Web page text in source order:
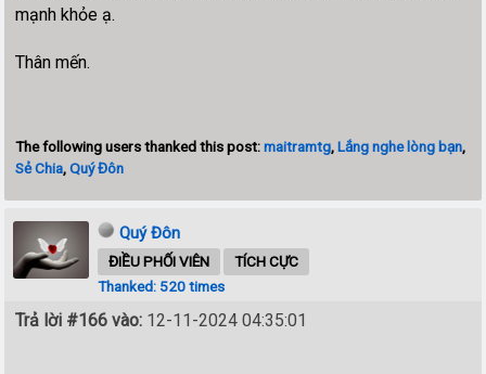
mạnh khỏe ạ.
Thân mến.
The following users thanked this post:maitramtg,Lắng nghe lòng bạn,
Sẻ Chia,Quý Đôn
Quý Đôn
ĐIỀU PHỐI VIÊN
TÍCH CỰC
Thanked: 520 times
Trả lời #166 vào: 12-11-2024 04:35:01